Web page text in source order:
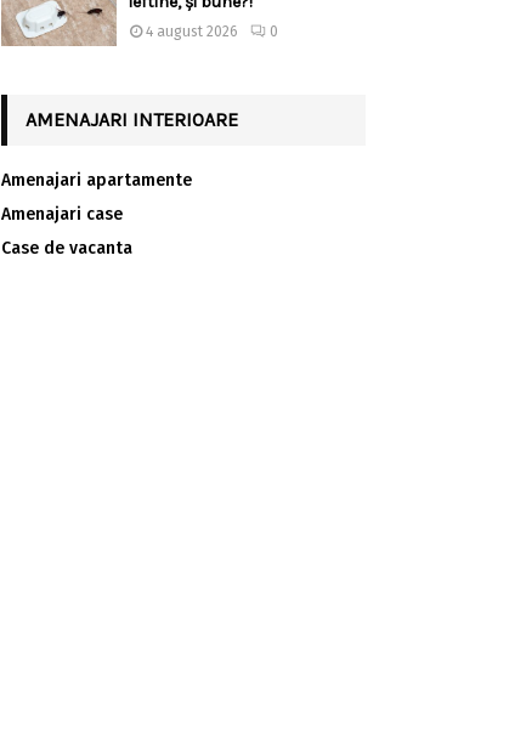
4 august 2026 0
AMENAJARI INTERIOARE
Amenajari apartamente
Amenajari case
Case de vacanta